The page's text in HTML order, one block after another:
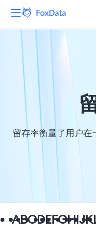
产品
解决方案
留存率衡量了用户
ABCDEFGHIJK